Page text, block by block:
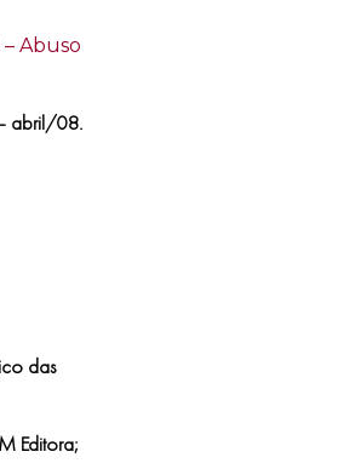
Abuso
abril/08.
das
Editora;